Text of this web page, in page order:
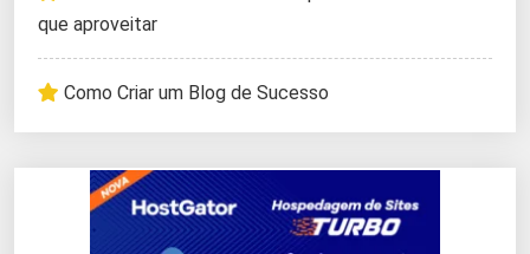
que aproveitar
Como Criar um Blog de Sucesso